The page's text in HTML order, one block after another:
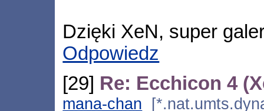
Dzięki XeN, super
Odpowiedz
[29] Re: Ecchicon 4
mana-chan